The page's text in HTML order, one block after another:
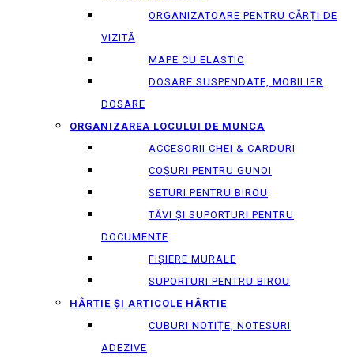
ORGANIZATOARE PENTRU CĂRȚI DE
VIZITĂ
MAPE CU ELASTIC
DOSARE SUSPENDATE, MOBILIER
DOSARE
ORGANIZAREA LOCULUI DE MUNCA
ACCESORII CHEI & СARDURI
COȘURI PENTRU GUNOI
SETURI PENTRU BIROU
TĂVI ȘI SUPORTURI PENTRU
DOCUMENTE
FIȘIERE MURALE
SUPORTURI PENTRU BIROU
HÂRTIE ȘI ARTICOLE HÂRTIE
CUBURI NOTIȚE, NOTESURI
ADEZIVE